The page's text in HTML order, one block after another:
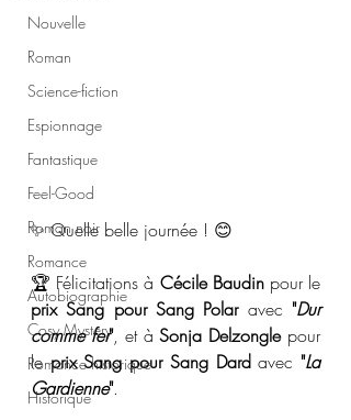
Nouvelle
Roman
Science-fiction
Espionnage
Fantastique
Feel-Good
Roman noir
Romance
Autobiographie
Cosy Mystery
Romance historique
Historique
✨ Quelle belle journée ! 😊
🏆 Félicitations à Cécile Baudin
prix Sang pour Sang Polar avec "Dur
comme fer", et à Sonja Delzongle pour
le prix Sang pour Sang Dard avec "La
Gardienne".